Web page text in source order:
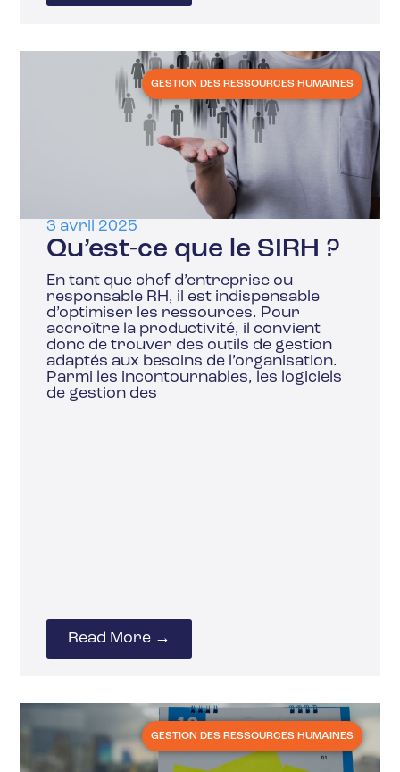
GESTION DES RESSOURCES HUMAINES
3 avril 2025
Qu’est-ce que le SIRH ?
En tant que chef d’entreprise ou
responsable RH, il est indispensable
d’optimiser les ressources. Pour
accroître la productivité, il convient
donc de trouver des outils de gestion
adaptés aux besoins de l’organisation.
Parmi les incontournables, les logiciels
de gestion des
Read More →
GESTION DES RESSOURCES HUMAINES